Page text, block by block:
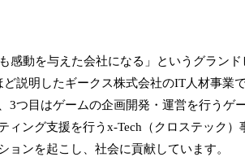
感動を与えた会社になる」というグラン
説明したギークス株式会社のIT人材事業
3つ目はゲームの企画開発・運営を行うゲ
ィング支援を行うx-Tech（クロステック）
ョンを起こし、社会に貢献しています。